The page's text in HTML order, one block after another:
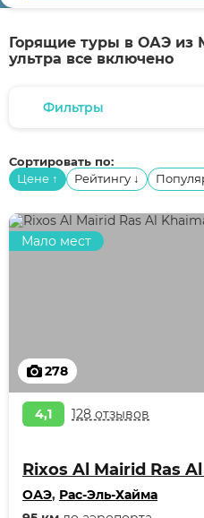
Горящие туры в ОАЭ из
ультра все включено
Фильтры
Сортировать по:
Цене ↑ Рейтингу ↓
278
Мало мест
4,1 128 отзывов
Rixos Al Mairid Ras
ОАЭ, Рас-Эль-Хайма